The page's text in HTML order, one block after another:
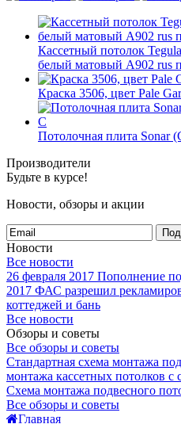
Кассетный потолок
белый матовый А902 rus
Краска 3506, цвет Pale
Потолочная плита Sonar
Производители
Будьте в курсе!
Новости, обзоры и акции
Новости
Все новости
26 февраля 2017 Пополнение
2017 ФАС разрешил
коттеджей и бань
Все новости
Обзоры и советы
Все обзоры и советы
Стандартная схема монтажа
монтажа кассетных потолков с
Схема монтажа подвесного
Все обзоры и советы
Главная